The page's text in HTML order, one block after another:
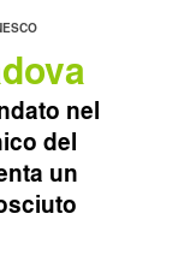
nel
del
un